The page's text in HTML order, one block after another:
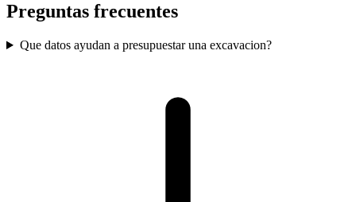
Preguntas frecuentes
Que datos ayudan a presupuestar una excavacion?